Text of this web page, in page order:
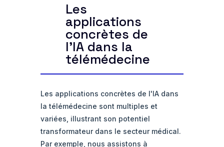
Les
applications
concrètes de
l'IA dans la
télémédecine
Les applications concrètes de l'IA dans
la télémédecine sont multiples et
variées, illustrant son potentiel
transformateur dans le secteur médical.
Par exemple, nous assistons à